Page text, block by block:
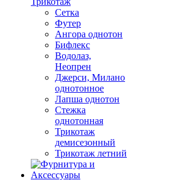
Сетка
Футер
Ангора однотон
Бифлекс
Водолаз,
Неопрен
Джерси, Милано
однотонное
Лапша однотон
Стежка
однотонная
Трикотаж
демисезонный
Трикотаж летний